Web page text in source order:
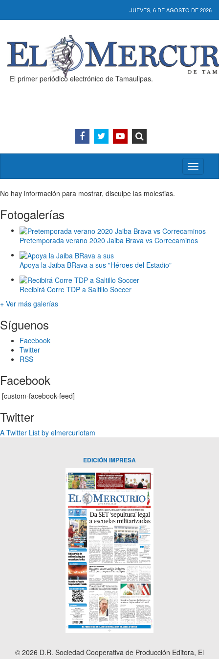
JUEVES, 6 DE AGOSTO DE 2026
El primer periódico electrónico de Tamaulipas.
Activar/
menú
No hay información para mostrar, disculpe las molestias.
Fotogalerías
Pretemporada verano 2020 Jaiba Brava vs Correcaminos
Apoya la Jaiba BRava a sus "Héroes del Estadio"
Recibirá Corre TDP a Saltillo Soccer
+ Ver más galerías
Síguenos
Facebook
Twitter
RSS
Facebook
[custom-facebook-feed]
Twitter
A Twitter List by elmercuriotam
EDICIÓN IMPRESA
© 2026 D.R. Sociedad Cooperativa de Producción Editora, El